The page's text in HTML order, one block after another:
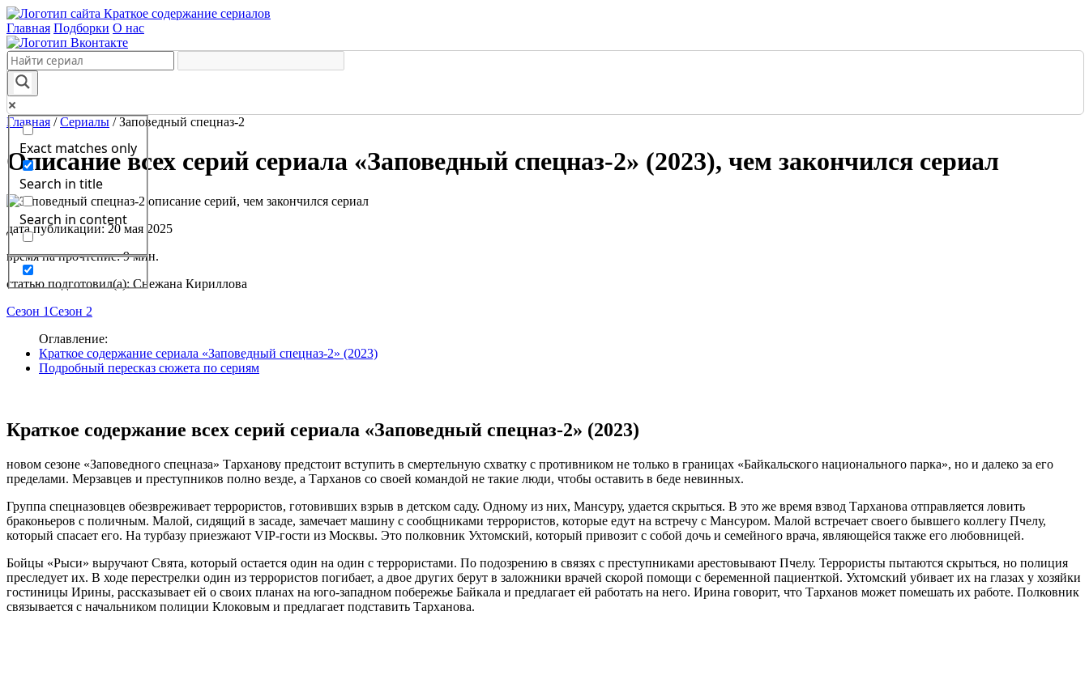
Краткое содержание сериалов
Главная Подборки О нас
Exact matches only
Search in title
Search in content
Главная /Сериалы /Заповедный спецназ-2
Описание всех серий сериала «Заповедный спецназ-2» (2023), чем закончился сериал
дата публикации: 20 мая 2025
время на прочтение: 9 мин.
статью подготовил(а): Снежана Кириллова
Сезон 1Сезон 2
Оглавление:
Краткое содержание сериала «Заповедный спецназ-2» (2023)
Подробный пересказ сюжета по сериям
Краткое содержание всех серий сериала «Заповедный спецназ-2» (2023)
новом сезоне «Заповедного спецназа» Тарханову предстоит вступить в смертельную схватку с противником не только в границах «Байкальского национального парка», но и далеко за его
пределами. Мерзавцев и преступников полно везде, а Тарханов со своей командой не такие люди, чтобы оставить в беде невинных.
Группа спецназовцев обезвреживает террористов, готовивших взрыв в детском саду. Одному из них, Мансуру, удается скрыться. В это же время взвод Тарханова отправляется ловить
браконьеров с поличным. Малой, сидящий в засаде, замечает машину с сообщниками террористов, которые едут на встречу с Мансуром. Малой встречает своего бывшего коллегу Пчелу,
который спасает его. На турбазу приезжают VIP-гости из Москвы. Это полковник Ухтомский, который привозит с собой дочь и семейного врача, являющейся также его любовницей.
Бойцы «Рыси» выручают Свята, который остается один на один с террористами. По подозрению в связях с преступниками арестовывают Пчелу. Террористы пытаются скрыться, но полиция
преследует их. В ходе перестрелки один из террористов погибает, а двое других берут в заложники врачей скорой помощи с беременной пациенткой. Ухтомский убивает их на глазах у хозяйки
гостиницы Ирины, рассказывает ей о своих планах на юго-западном побережье Байкала и предлагает ей работать на него. Ирина говорит, что Тарханов может помешать их работе. Полковник
связывается с начальником полиции Клоковым и предлагает подставить Тарханова.